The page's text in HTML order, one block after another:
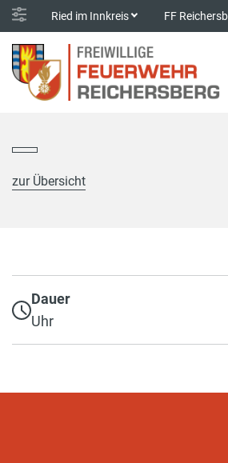
Ried im Innkreis FF
zur Übersicht
Dauer
Uhr